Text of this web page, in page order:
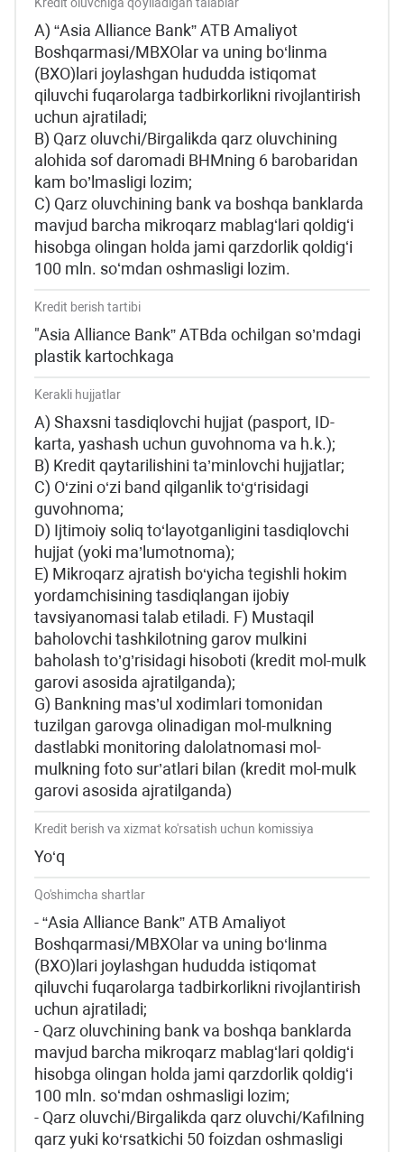
A) “Asia Alliance Bank” ATB Amaliyot
Boshqarmasi/MBXOlar va uning bo‘linma
(BXO)lari joylashgan hududda istiqomat
qiluvchi fuqarolarga tadbirkorlikni rivojlantirish
uchun ajratiladi;
B) Qarz oluvchi/Birgalikda qarz oluvchining
alohida sof daromadi BHMning 6 barobaridan
kam bo’lmasligi lozim;
C) Qarz oluvchining bank va boshqa banklarda
mavjud barcha mikroqarz mablagʻlari qoldigʻi
hisobga olingan holda jami qarzdorlik qoldigʻi
100 mln. soʻmdan oshmasligi lozim.
Kredit berish tartibi
"Asia Alliance Bank” ATBda ochilgan so’mdagi
plastik kartochkaga
Kerakli hujjatlar
А) Shaxsni tasdiqlovchi hujjat (pasport, ID-
karta, yashash uchun guvohnoma va h.k.);
B) Kredit qaytarilishini ta’minlovchi hujjatlar;
C) O‘zini o‘zi band qilganlik to‘g‘risidagi
guvohnoma;
D) Ijtimoiy soliq to‘layotganligini tasdiqlovchi
hujjat (yoki ma’lumotnoma);
E) Mikroqarz ajratish bo‘yicha tegishli hokim
yordamchisining tasdiqlangan ijobiy
tavsiyanomasi talab etiladi. F) Mustaqil
baholovchi tashkilotning garov mulkini
baholash to’g’risidagi hisoboti (kredit mol-mulk
garovi asosida ajratilganda);
G) Bankning mas’ul xodimlari tomonidan
tuzilgan garovga olinadigan mol-mulkning
dastlabki monitoring dalolatnomasi mol-
mulkning foto sur’atlari bilan (kredit mol-mulk
garovi asosida ajratilganda)
Kredit berish va xizmat ko'rsatish uchun komissiya
Yo‘q
Qo'shimcha shartlar
- “Asia Alliance Bank” ATB Amaliyot
Boshqarmasi/MBXOlar va uning bo‘linma
(BXO)lari joylashgan hududda istiqomat
qiluvchi fuqarolarga tadbirkorlikni rivojlantirish
uchun ajratiladi;
- Qarz oluvchining bank va boshqa banklarda
mavjud barcha mikroqarz mablagʻlari qoldigʻi
hisobga olingan holda jami qarzdorlik qoldigʻi
100 mln. soʻmdan oshmasligi lozim;
- Qarz oluvchi/Birgalikda qarz oluvchi/Kafilning
qarz yuki ko‘rsatkichi 50 foizdan oshmasligi